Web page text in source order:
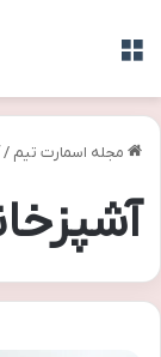
مجله اسمارت تیم /